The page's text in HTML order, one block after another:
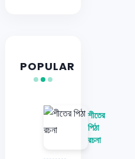
POPULAR
শীতের
পিঠা
রচনা